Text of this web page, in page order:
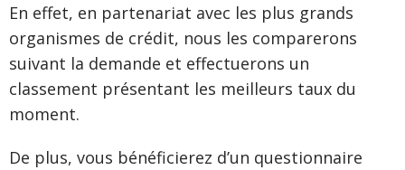
En effet, en partenariat avec les plus grands
organismes de crédit, nous les comparerons
suivant la demande et effectuerons un
classement présentant les meilleurs taux du
moment.
De plus, vous bénéficierez d’un questionnaire